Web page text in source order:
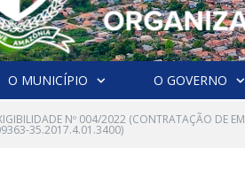
O MUNICÍPIO O GOVERNO
Nº 004/2022 (CONTRATAÇÃO DE
35.2017.4.01.3400)